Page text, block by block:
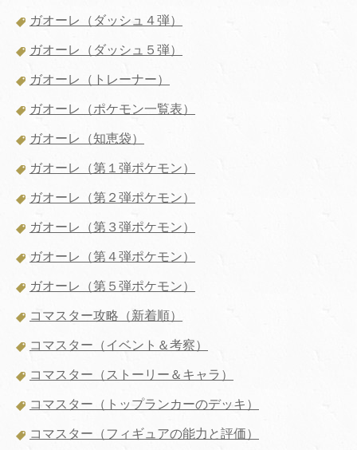
ガオーレ（ダッシュ４弾）
ガオーレ（ダッシュ５弾）
ガオーレ（トレーナー）
ガオーレ（ポケモン一覧表）
ガオーレ（知恵袋）
ガオーレ（第１弾ポケモン）
ガオーレ（第２弾ポケモン）
ガオーレ（第３弾ポケモン）
ガオーレ（第４弾ポケモン）
ガオーレ（第５弾ポケモン）
コマスター攻略（新着順）
コマスター（イベント＆考察）
コマスター（ストーリー＆キャラ）
コマスター（トップランカーのデッキ）
コマスター（フィギュアの能力と評価）